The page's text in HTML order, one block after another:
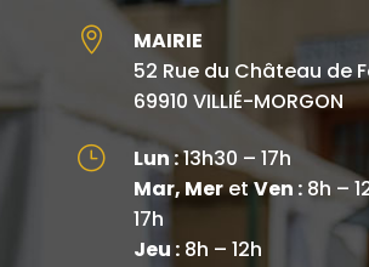

MAIRIE
52 Rue du Château de
69910 VILLIÉ-MORGON
} Lun :13h30 – 17h
Mar, MeretVen :8h –
17h
Jeu :8h – 12h